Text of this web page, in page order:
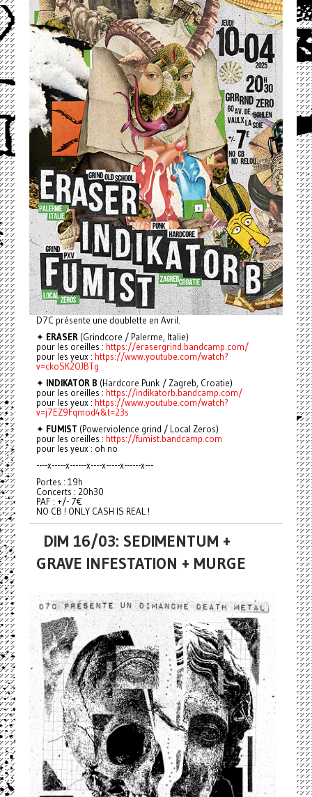
D7C présente une doublette en Avril.
✦ ERASER(Grindcore / Palerme, Italie)
pour les oreilles : https://erasergrind.bandcamp.com/
pour les yeux : https://www.youtube.com/watch?
v=ckoSK2OJBTg
✦ INDIKATOR B (Hardcore Punk / Zagreb, Croatie)
pour les oreilles : https://indikatorb.bandcamp.com/
pour les yeux : https://www.youtube.com/watch?
v=j7EZ9Fqmod4&t=23s
✦ FUMIST (Powerviolence grind / Local Zeros)
pour les oreilles : https://fumist.bandcamp.com
pour les yeux : oh no
----x-----x------x----x-----x------x---
Portes : 19h
Concerts : 20h30
PAF : +/- 7€
NO CB ! ONLY CASH IS REAL !
DIM 16/03: SEDIMENTUM +
GRAVE INFESTATION + MURGE